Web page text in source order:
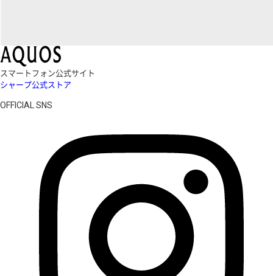
スマートフォン公式サイト
シャープ公式ストア
OFFICIAL SNS